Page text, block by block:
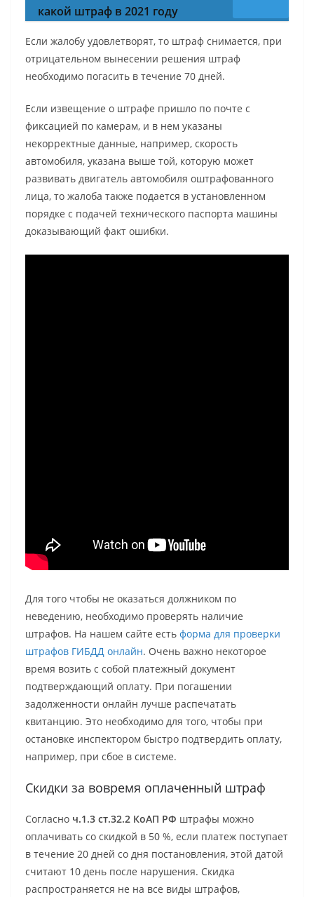
какой штраф в 2021 году
Если жалобу удовлетворят, то штраф снимается, при
отрицательном вынесении решения штраф
необходимо погасить в течение 70 дней.
Если извещение о штрафе пришло по почте с
фиксацией по камерам, и в нем указаны
некорректные данные, например, скорость
автомобиля, указана выше той, которую может
развивать двигатель автомобиля оштрафованного
лица, то жалоба также подается в установленном
порядке с подачей технического паспорта машины
доказывающий факт ошибки.
Для того чтобы не оказаться должником по
неведению, необходимо проверять наличие
штрафов. На нашем сайте есть форма для проверки
штрафов ГИБДД онлайн. Очень важно некоторое
время возить с собой платежный документ
подтверждающий оплату. При погашении
задолженности онлайн лучше распечатать
квитанцию. Это необходимо для того, чтобы при
остановке инспектором быстро подтвердить оплату,
например, при сбое в системе.
Скидки за вовремя оплаченный штраф
Согласно ч.1.3 ст.32.2 КоАП РФ штрафы можно
оплачивать со скидкой в 50 %, если платеж поступает
в течение 20 дней со дня постановления, этой датой
считают 10 день после нарушения. Скидка
распространяется не на все виды штрафов,